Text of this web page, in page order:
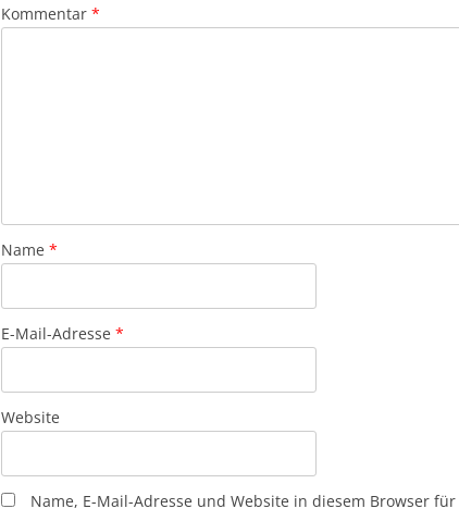
Kommentar *
Name *
E-Mail-Adresse *
Website
Name, E-Mail-Adresse und Website in diesem Browser